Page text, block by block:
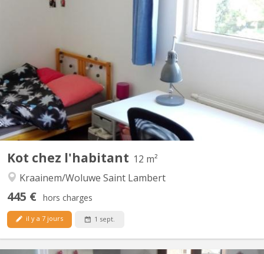
Kot chez l'habitant 12 m²
Kraainem/Woluwe Saint Lambert
445 € hors charges
il y a 7 jours 1 sept.
BK 9744
Très belles chambres à Kraainem à côté du site de l'UCL Alma,
Ecam, Parnasse, Vinci destinée à un(e) étudiant(e). Logement
pour étudiant(e)s calmes et studieux (non fumeur). Cuisine,
douche et WC séparés disponibles. Il n'y a pas de local de séjour
disponible. Ce type de logement convient...